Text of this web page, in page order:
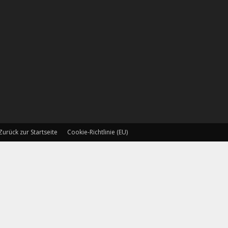
zur Startseite Cookie-Richtlinie (EU)